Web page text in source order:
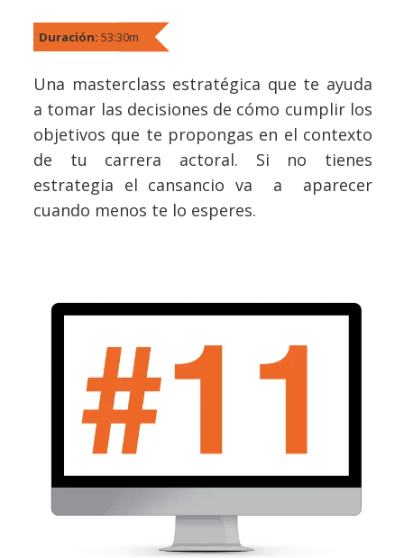
Duración: 53:30m
Una masterclass estratégica que te ayuda
a tomar las decisiones de cómo cumplir los
objetivos que te propongas en el contexto
de tu carrera actoral. Si no tienes
estrategia el cansancio va a aparecer
cuando menos te lo esperes.